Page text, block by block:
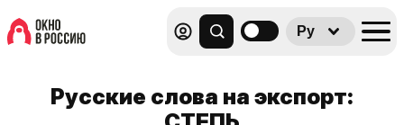
Ру
Русские слова на экспорт: